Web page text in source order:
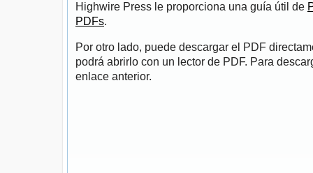
Highwire Press le proporciona una guía útil de
PDFs.
Por otro lado, puede descargar el PDF
podrá abrirlo con un lector de PDF. Para
enlace anterior.